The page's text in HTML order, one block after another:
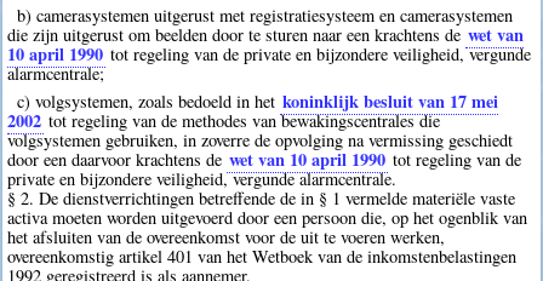
b) camerasystemen uitgerust met registratiesysteem en camerasystemen
die zijn uitgerust om beelden door te sturen naar een krachtens de wet van
10 april 1990 tot regeling van de private en bijzondere veiligheid, vergunde
alarmcentrale;
c) volgsystemen, zoals bedoeld in het koninklijk besluit van 17 mei
2002 tot regeling van de methodes van bewakingscentrales die
volgsystemen gebruiken, in zoverre de opvolging na vermissing geschiedt
door een daarvoor krachtens de wet van 10 april 1990 tot regeling van de
private en bijzondere veiligheid, vergunde alarmcentrale.
§ 2. De dienstverrichtingen betreffende de in § 1 vermelde materiële vaste
activa moeten worden uitgevoerd door een persoon die, op het ogenblik van
het afsluiten van de overeenkomst voor de uit te voeren werken,
overeenkomstig artikel 401 van het Wetboek van de inkomstenbelastingen
1992 geregistreerd is als aannemer.